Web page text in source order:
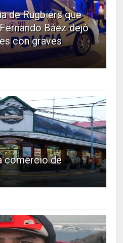
de Rugbiers que
Báez dejó
con graves
comercio de